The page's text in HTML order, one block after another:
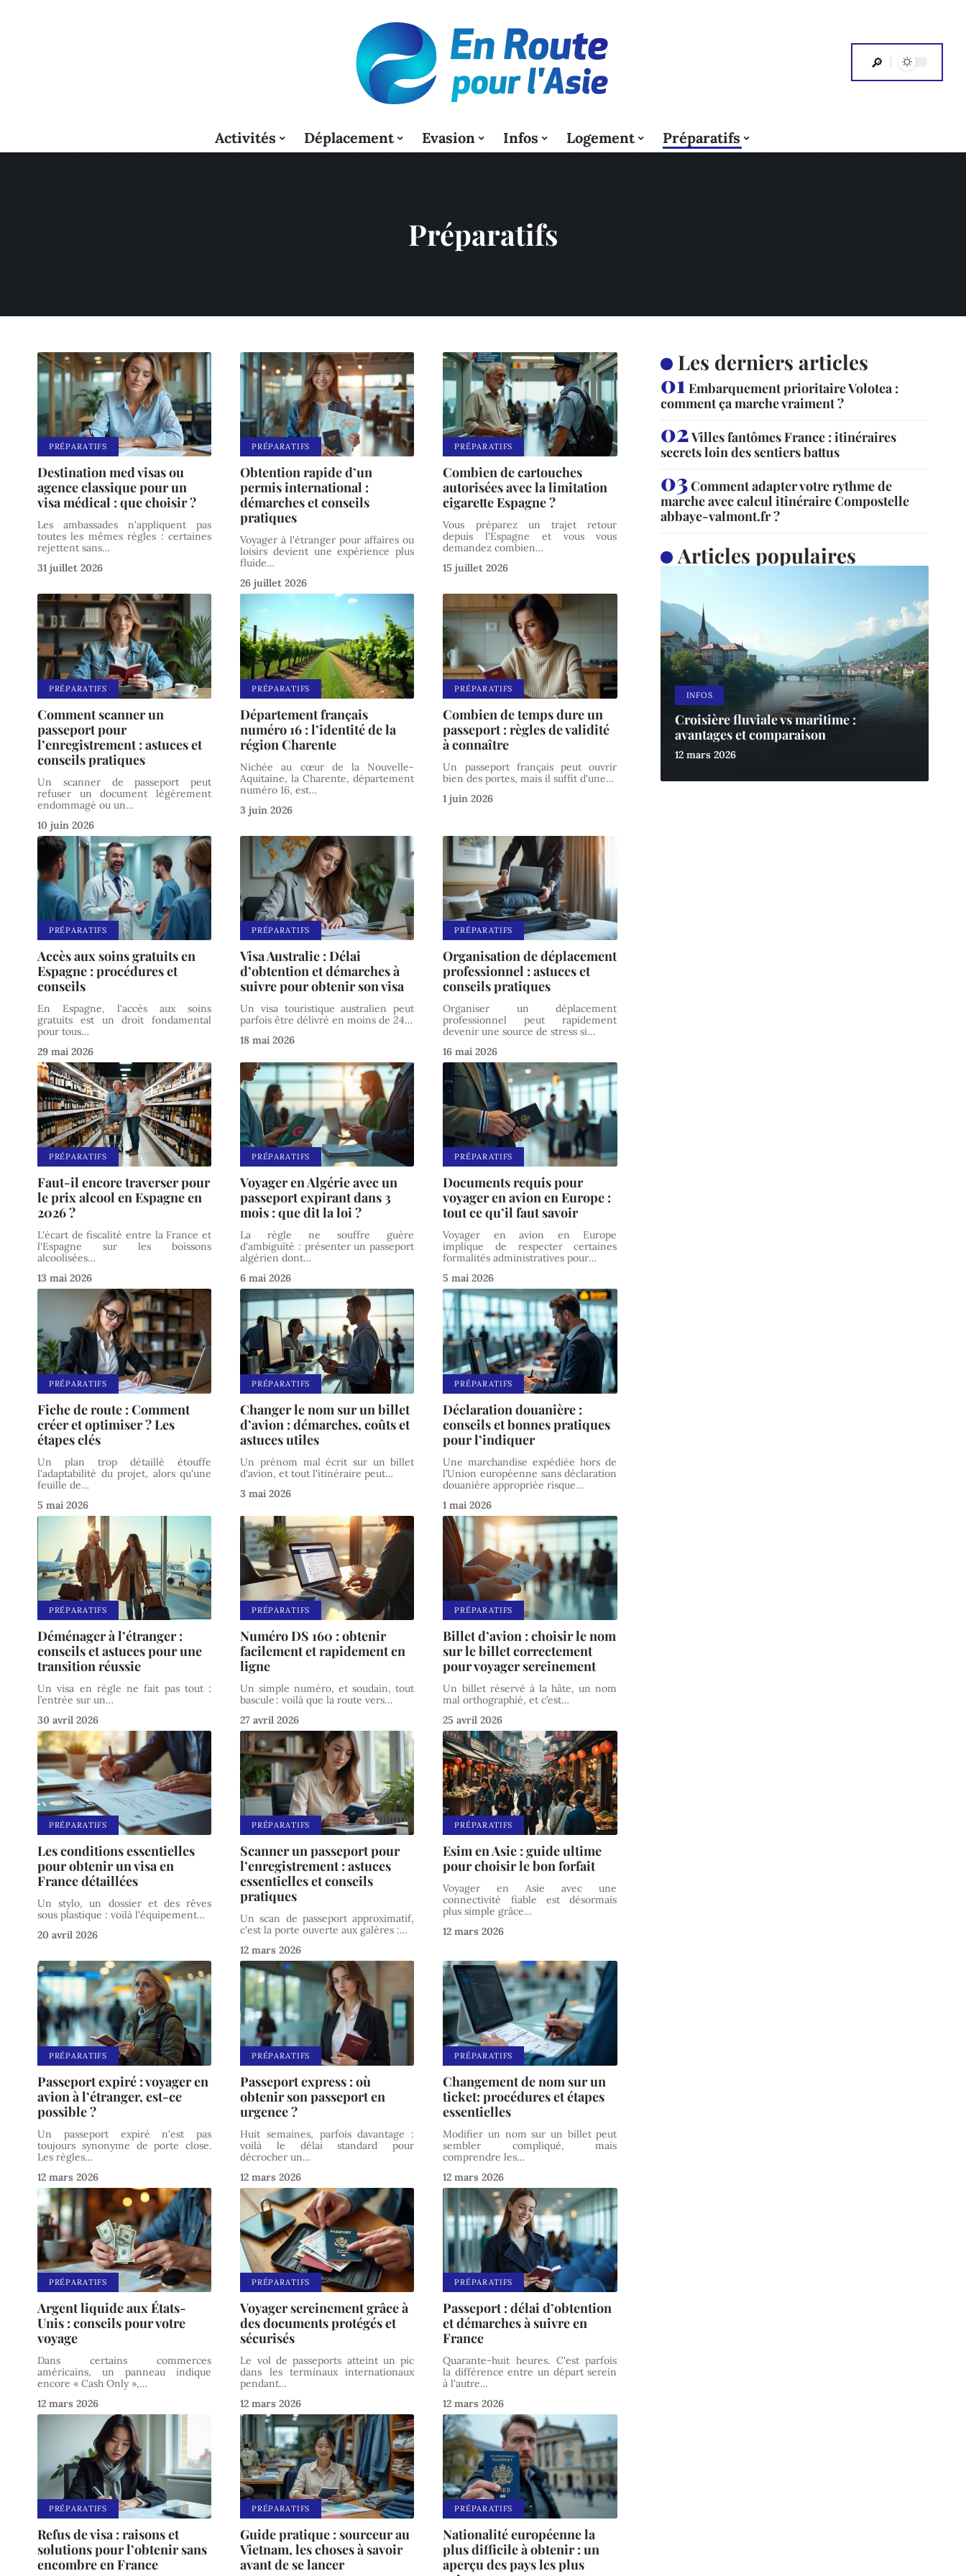
Activités Déplacement Evasion Infos Logement Préparatifs
Préparatifs
PRÉPARATIFS
Destination med visas ou
agence classique pour un
visa médical : que choisir ?
Les ambassades n'appliquent pas
toutes les mêmes règles : certaines
rejettent sans…
31 juillet 2026
PRÉPARATIFS
Obtention rapide d’un
permis international :
démarches et conseils
pratiques
Voyager à l'étranger pour affaires ou
loisirs devient une expérience plus
fluide…
26 juillet 2026
PRÉPARATIFS
Combien de cartouches
autorisées avec la limitation
cigarette Espagne ?
Vous préparez un trajet retour
depuis l'Espagne et vous vous
demandez combien…
15 juillet 2026
PRÉPARATIFS
Comment scanner un
passeport pour
l’enregistrement : astuces et
conseils pratiques
Un scanner de passeport peut
refuser un document légèrement
endommagé ou un…
10 juin 2026
PRÉPARATIFS
Département français
numéro 16 : l’identité de la
région Charente
Nichée au cœur de la Nouvelle-
Aquitaine, la Charente, département
numéro 16, est…
3 juin 2026
PRÉPARATIFS
Combien de temps dure un
passeport : règles de validité
à connaître
Un passeport français peut ouvrir
bien des portes, mais il suffit d'une…
1 juin 2026
PRÉPARATIFS
Accès aux soins gratuits en
Espagne : procédures et
conseils
En Espagne, l'accès aux soins
gratuits est un droit fondamental
pour tous…
29 mai 2026
PRÉPARATIFS
Visa Australie : Délai
d’obtention et démarches à
suivre pour obtenir son visa
Un visa touristique australien peut
parfois être délivré en moins de 24…
18 mai 2026
PRÉPARATIFS
Organisation de déplacement
professionnel : astuces et
conseils pratiques
Organiser un déplacement
professionnel peut rapidement
devenir une source de stress si…
16 mai 2026
PRÉPARATIFS
Faut-il encore traverser pour
le prix alcool en Espagne en
2026 ?
L'écart de fiscalité entre la France et
l'Espagne sur les boissons
alcoolisées…
13 mai 2026
PRÉPARATIFS
Voyager en Algérie avec un
passeport expirant dans 3
mois : que dit la loi ?
La règle ne souffre guère
d'ambiguïté : présenter un passeport
algérien dont…
6 mai 2026
PRÉPARATIFS
Documents requis pour
voyager en avion en Europe :
tout ce qu’il faut savoir
Voyager en avion en Europe
implique de respecter certaines
formalités administratives pour…
5 mai 2026
PRÉPARATIFS
Fiche de route : Comment
créer et optimiser ? Les
étapes clés
Un plan trop détaillé étouffe
l'adaptabilité du projet, alors qu'une
feuille de…
5 mai 2026
PRÉPARATIFS
Changer le nom sur un billet
d’avion : démarches, coûts et
astuces utiles
Un prénom mal écrit sur un billet
d'avion, et tout l'itinéraire peut…
3 mai 2026
PRÉPARATIFS
Déclaration douanière :
conseils et bonnes pratiques
pour l’indiquer
Une marchandise expédiée hors de
l’Union européenne sans déclaration
douanière appropriée risque…
1 mai 2026
PRÉPARATIFS
Déménager à l’étranger :
conseils et astuces pour une
transition réussie
Un visa en règle ne fait pas tout :
l’entrée sur un…
30 avril 2026
PRÉPARATIFS
Numéro DS 160 : obtenir
facilement et rapidement en
ligne
Un simple numéro, et soudain, tout
bascule : voilà que la route vers…
27 avril 2026
PRÉPARATIFS
Billet d’avion : choisir le nom
sur le billet correctement
pour voyager sereinement
Un billet réservé à la hâte, un nom
mal orthographié, et c’est…
25 avril 2026
PRÉPARATIFS
Les conditions essentielles
pour obtenir un visa en
France détaillées
Un stylo, un dossier et des rêves
sous plastique : voilà l'équipement…
20 avril 2026
PRÉPARATIFS
Scanner un passeport pour
l’enregistrement : astuces
essentielles et conseils
pratiques
Un scan de passeport approximatif,
c'est la porte ouverte aux galères :…
12 mars 2026
PRÉPARATIFS
Esim en Asie : guide ultime
pour choisir le bon forfait
Voyager en Asie avec une
connectivité fiable est désormais
plus simple grâce…
12 mars 2026
PRÉPARATIFS
Passeport expiré : voyager en
avion à l’étranger, est-ce
possible ?
Un passeport expiré n'est pas
toujours synonyme de porte close.
Les règles…
12 mars 2026
PRÉPARATIFS
Passeport express : où
obtenir son passeport en
urgence ?
Huit semaines, parfois davantage :
voilà le délai standard pour
décrocher un…
12 mars 2026
PRÉPARATIFS
Changement de nom sur un
ticket: procédures et étapes
essentielles
Modifier un nom sur un billet peut
sembler compliqué, mais
comprendre les…
12 mars 2026
PRÉPARATIFS
Argent liquide aux États-
Unis : conseils pour votre
voyage
Dans certains commerces
américains, un panneau indique
encore « Cash Only »,…
12 mars 2026
PRÉPARATIFS
Voyager sereinement grâce à
des documents protégés et
sécurisés
Le vol de passeports atteint un pic
dans les terminaux internationaux
pendant…
12 mars 2026
PRÉPARATIFS
Passeport : délai d’obtention
et démarches à suivre en
France
Quarante-huit heures. C'est parfois
la différence entre un départ serein
à l'autre…
12 mars 2026
PRÉPARATIFS
Refus de visa : raisons et
solutions pour l’obtenir sans
encombre en France
PRÉPARATIFS
Guide pratique : sourceur au
Vietnam, les choses à savoir
avant de se lancer
PRÉPARATIFS
Nationalité européenne la
plus difficile à obtenir : un
aperçu des pays les plus
Les derniers articles
Embarquement prioritaire Volotea :
comment ça marche vraiment ?
Villes fantômes France : itinéraires
secrets loin des sentiers battus
Comment adapter votre rythme de
marche avec calcul itinéraire Compostelle
abbaye-valmont.fr ?
Articles populaires
INFOS
Croisière fluviale vs maritime :
avantages et comparaison
12 mars 2026